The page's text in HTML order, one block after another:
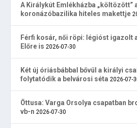
A Királykút Emlékházba „költözött”
koronázóbazilika hiteles makettje
Férfi kosár, női röpi: légióst igazolt
Előre is 2026-07-30
Két új óriásbábbal bővül a királyi
folytatódik a belvárosi séta 2026-07-
Öttusa: Varga Orsolya csapatban
vb-n 2026-07-30